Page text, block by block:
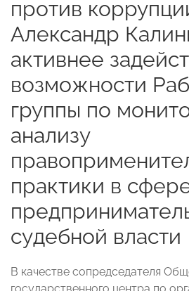
против
Александр
активнее
возможности
группы по
анализу
практики в
судебной власти
В качестве сопредседателя